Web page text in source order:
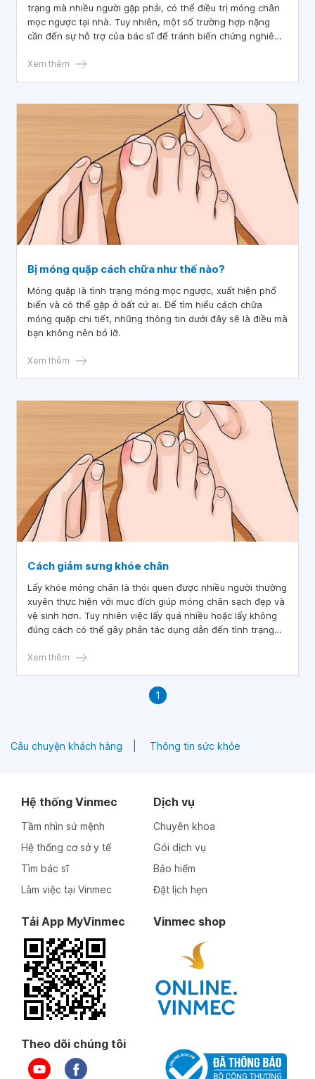
trạng mà nhiều người gặp phải, có thể điều trị móng chân
mọc ngược tại nhà. Tuy nhiên, một số trường hợp nặng
cần đến sự hỗ trợ của bác sĩ để tránh biến chứng nghiêm
khác gây lưu thông máu kém.
Xem thêm
Bị móng quặp cách chữa như thế nào?
Móng quặp là tình trạng móng mọc ngược, xuất hiện phổ
biến và có thể gặp ở bất cứ ai. Để tìm hiểu cách chữa
móng quặp chi tiết, những thông tin dưới đây sẽ là điều mà
bạn không nên bỏ lỡ.
Xem thêm
Cách giảm sưng khóe chân
Lấy khóe móng chân là thói quen được nhiều người thường
xuyên thực hiện với mục đích giúp móng chân sạch đẹp và
vệ sinh hơn. Tuy nhiên việc lấy quá nhiều hoặc lấy không
đúng cách có thể gây phản tác dụng dẫn đến tình trạng
phải làm gì để hạn chế tình trạng này?
Xem thêm
1
Câu chuyện khách hàng Thông tin sức khỏe
Hệ thống Vinmec
Tầm nhìn sứ mệnh
Hệ thống cơ sở y tế
Tìm bác sĩ
Làm việc tại Vinmec
Dịch vụ
Chuyên khoa
Gói dịch vụ
Bảo hiểm
Đặt lịch hẹn
Tải App MyVinmec Vinmec shop
Theo dõi chúng tôi